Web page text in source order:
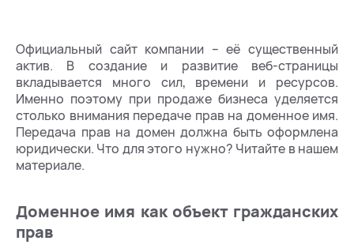
Официальный сайт компании – её существенный
актив. В создание и развитие веб-страницы
вкладывается много сил, времени и ресурсов.
Именно поэтому при продаже бизнеса уделяется
столько внимания передаче прав на доменное имя.
Передача прав на домен должна быть оформлена
юридически. Что для этого нужно? Читайте в нашем
материале.
Доменное имя как объект гражданских
прав